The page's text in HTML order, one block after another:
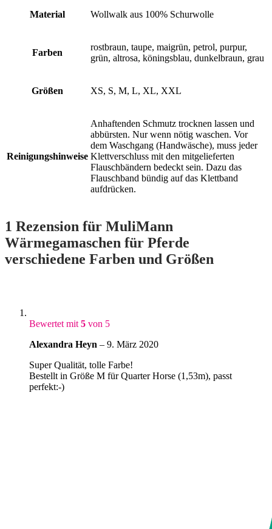
Material Wollwalk aus 100% Schurwolle
Farben
rostbraun, taupe, maigrün, petrol, purpur,
grün, altrosa, köningsblau, dunkelbraun, grau
Größen XS, S, M, L, XL, XXL
Reinigungshinweise
Anhaftenden Schmutz trocknen lassen und
abbürsten. Nur wenn nötig waschen. Vor
dem Waschgang (Handwäsche), muss jeder
Klettverschluss mit den mitgelieferten
Flauschbändern bedeckt sein. Dazu das
Flauschband bündig auf das Klettband
aufdrücken.
1 Rezension für MuliMann
Wärmegamaschen für Pferde
verschiedene Farben und Größen
Bewertet mit 5 von 5
Alexandra Heyn – 9. März 2020
Super Qualität, tolle Farbe!
Bestellt in Größe M für Quarter Horse (1,53m), passt
perfekt:-)